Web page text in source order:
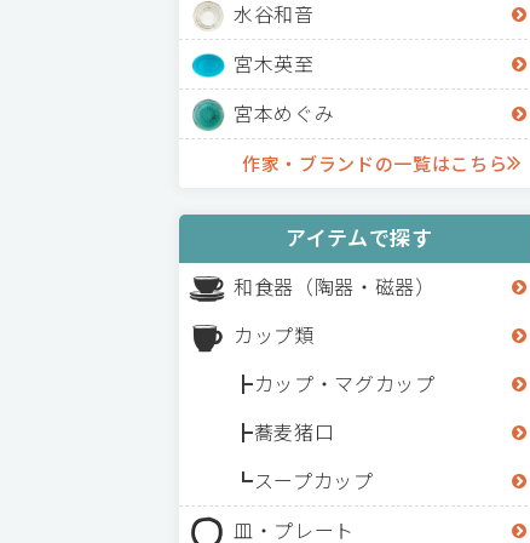
水谷和音
宮木英至
宮本めぐみ
作家・ブランドの一覧はこちら
アイテムで探す
和食器（陶器・磁器）
カップ類
カップ・マグカップ
蕎麦猪口
スープカップ
皿・プレート